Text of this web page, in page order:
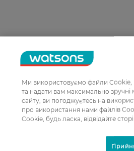
Ми використовуємо файли Cookie,
та надати вам максимально
сайту, ви погоджуєтесь на
про використання нами файлів
Cookie, будь ласка, відвідайте